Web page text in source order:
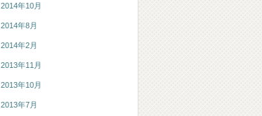
2014年10月
2014年8月
2014年2月
2013年11月
2013年10月
2013年7月